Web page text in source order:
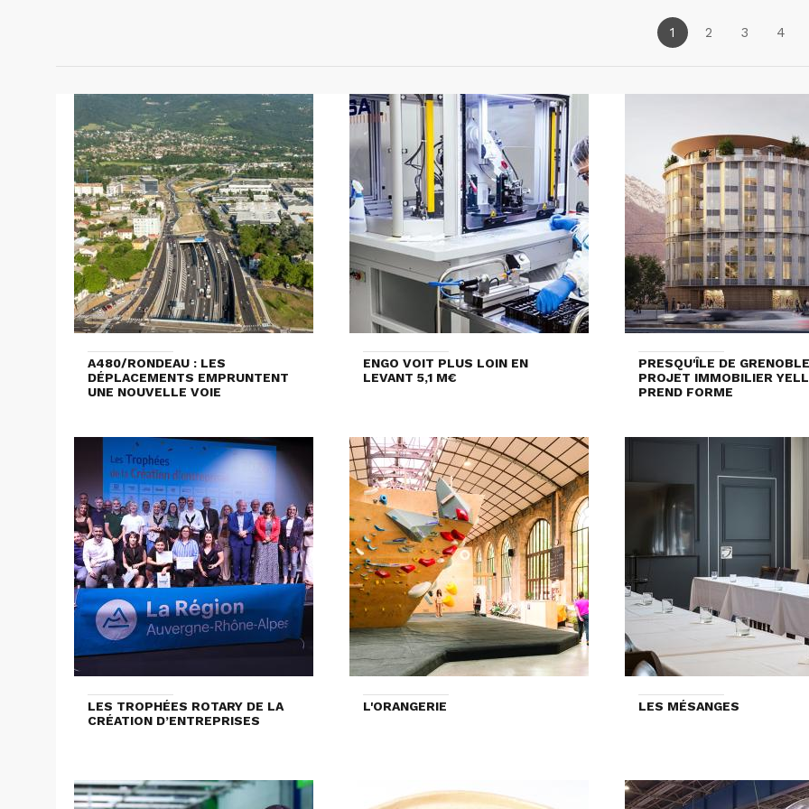
1 2 3 4
A480/RONDEAU : LES
DÉPLACEMENTS EMPRUNTENT
UNE NOUVELLE VOIE
ENGO VOIT PLUS LOIN EN
LEVANT 5,1 M€
PRESQU'ÎLE DE
PROJET IMMOBILIER
PREND FORME
LES TROPHÉES ROTARY DE LA
CRÉATION D’ENTREPRISES
L'ORANGERIE LES MÉSANGES